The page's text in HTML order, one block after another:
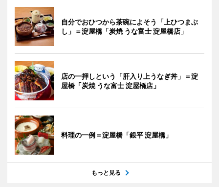
自分でおひつから茶碗によそう「上ひつまぶ
し」＝淀屋橋「炭焼 うな富士 淀屋橋店」
店の一押しという「肝入り上うなぎ丼」＝淀
屋橋「炭焼 うな富士 淀屋橋店」
料理の一例＝淀屋橋「銀平 淀屋橋」
もっと見る